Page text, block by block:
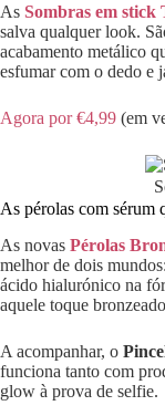
As Sombras em stick
salva qualquer look.
acabamento metálico
esfumar com o dedo e
Agora por €4,99 (em
As pérolas com sérum
As novas Pérolas
melhor de dois
ácido hialurónico na
aquele toque
A acompanhar, o
funciona tanto com
glow à prova de selfie.